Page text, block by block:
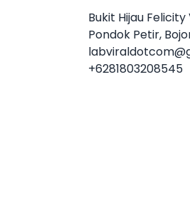
Bukit Hijau Felicity
Pondok Petir,
+6281803208545